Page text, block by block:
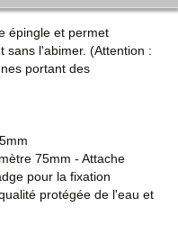
épingle et permet
sans l'abimer. (Attention :
portant des
75mm - Attache
pour la fixation
protégée de l'eau et